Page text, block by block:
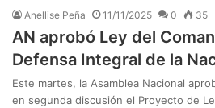
Anellise Peña 11/11/2025 0 35
AN aprobó Ley del
Defensa Integral de la
Este martes, la Asamblea Nacional
en segunda discusión el Proyecto de